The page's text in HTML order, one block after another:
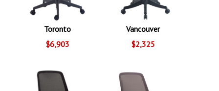
Toronto
$6,903
Vancouver
$2,325